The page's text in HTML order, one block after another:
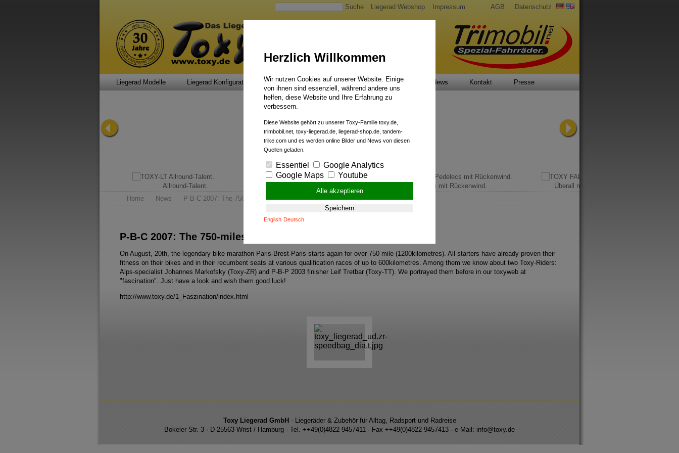
Suche Liegerad Webshop Impressum AGB Datenschutz
Liegerad Modelle Liegerad Konfigurator Faszination Service Qualität Liegerad News Kontakt Presse
Allround-Talent. Pedelecs mit Rückenwind.
Überall mit dabei.
Home
News P-B-C 2007: The 750-miles-Toxyride
P-B-C 2007: The 750-miles-Toxyride
On August, 20th, the legendary bike marathon Paris-Brest-Paris starts again for over 750 mile (1200kilometres). All starters have already proven their
fitness on their bikes and in their recumbent seats at various qualification races of up to 600kilometres. Among them we know about two Toxy-Riders:
Alps-specialist Johannes Markofsky (Toxy-ZR) and P-B-P 2003 finisher Leif Tretbar (Toxy-TT). We portrayed them before in our toxyweb at
"fascination". Just have a look and wish them good luck!
http://www.toxy.de/1_Faszination/index.html
Toxy Liegerad GmbH - Liegeräder & Zubehör für Alltag, Radsport und Radreise
Bokeler Str. 3 · D-25563 Wrist / Hamburg · Tel. ++49(0)4822-9457411 · Fax ++49(0)4822-9457413 · e-Mail: info@toxy.de
Herzlich Willkommen
Wir nutzen Cookies auf unserer Website. Einige
von ihnen sind essenziell, während andere uns
helfen, diese Website und Ihre Erfahrung zu
verbessern.
Diese Website gehört zu unserer Toxy-Familie toxy.de,
trimbobil.net, toxy-liegerad.de, liegerad-shop.de, tandem-
trike.com und es werden online Bilder und News von diesen
Quellen geladen.
Essentiel
Google Analytics
Google Maps
Youtube
Alle akzeptieren
Speichern
English Deutsch